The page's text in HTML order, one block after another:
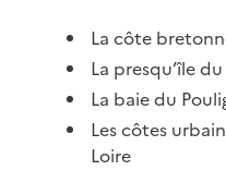
La côte
La presqu’île
La baie du
Les côtes
Loire